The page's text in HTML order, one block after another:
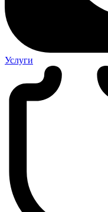
Услуги